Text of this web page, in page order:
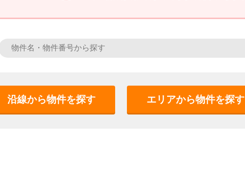
沿線から物件を探す エリアから物件を探す